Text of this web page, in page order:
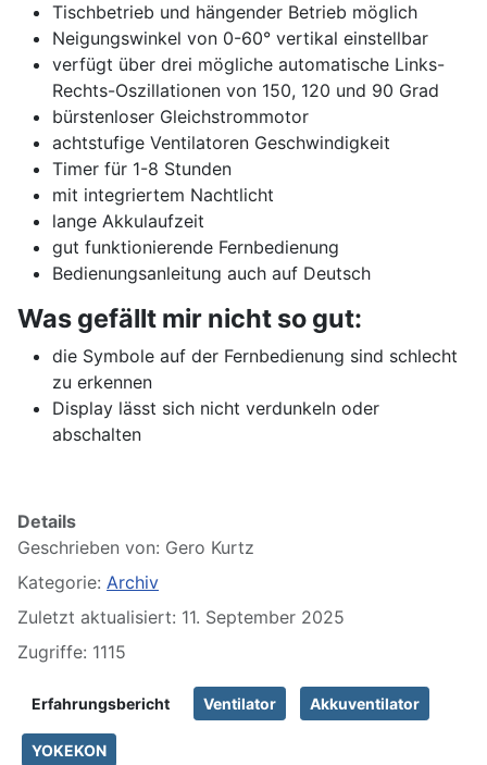
Tischbetrieb und hängender Betrieb möglich
Neigungswinkel von 0-60° vertikal einstellbar
verfügt über drei mögliche automatische Links-
Rechts-Oszillationen von 150, 120 und 90 Grad
bürstenloser Gleichstrommotor
achtstufige Ventilatoren Geschwindigkeit
Timer für 1-8 Stunden
mit integriertem Nachtlicht
lange Akkulaufzeit
gut funktionierende Fernbedienung
Bedienungsanleitung auch auf Deutsch
Was gefällt mir nicht so gut:
die Symbole auf der Fernbedienung sind schlecht
zu erkennen
Display lässt sich nicht verdunkeln oder
abschalten
Details
Geschrieben von: Gero Kurtz
Kategorie: Archiv
Zuletzt aktualisiert: 11. September 2025
Zugriffe: 1115
Erfahrungsbericht Ventilator Akkuventilator
YOKEKON